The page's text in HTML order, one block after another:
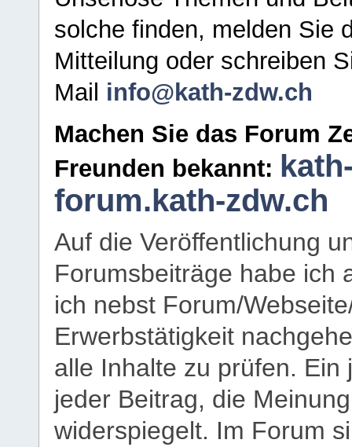
solche finden, melden Sie
Mitteilung oder schreiben
Mail info@kath-zdw.ch
Machen Sie das Forum
Freunden bekannt:
forum.kath-zdw.ch
Auf die Veröffentlichung
Forumsbeiträge habe ich
ich nebst Forum/
Erwerbstätigkeit
alle Inhalte zu prüfen.
jeder Beitrag, die
widerspiegelt. Im Forum